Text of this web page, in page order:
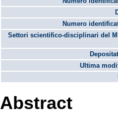
Numero
Settori scientifico-disciplinari del
Ultima
Abstract